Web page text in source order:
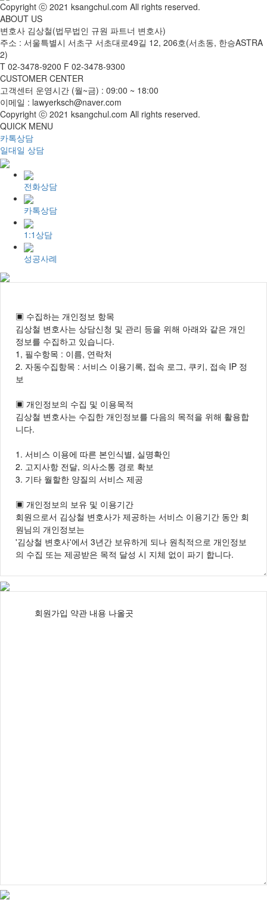
Copyright ⓒ 2021 ksangchul.com All rights reserved.
ABOUT US
변호사 김상철(법무법인 규원 파트너 변호사)
주소 : 서울특별시 서초구 서초대로49길 12, 206호(서초동, 한승ASTRA
2)
T 02-3478-9200 F 02-3478-9300
CUSTOMER CENTER
고객센터 운영시간 (월~금) : 09:00 ~ 18:00
이메일 : lawyerksch@naver.com
Copyright ⓒ 2021 ksangchul.com All rights reserved.
QUICK MENU
카톡상담
일대일 상담
전화상담
카톡상담
1:1상담
성공사례